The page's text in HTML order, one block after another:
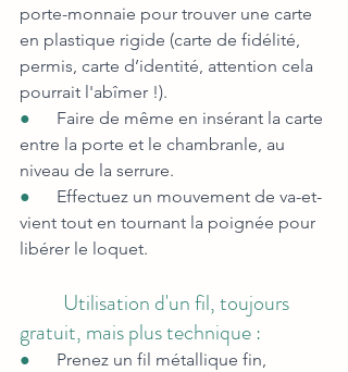
porte-monnaie pour trouver une carte
en plastique rigide (carte de fidélité,
permis, carte d’identité, attention cela
pourrait l'abîmer !).
● Faire de même en insérant la carte
entre la porte et le chambranle, au
niveau de la serrure.
● Effectuez un mouvement de va-et-
vient tout en tournant la poignée pour
libérer le loquet.
Utilisation d'un fil, toujours
gratuit, mais plus technique :
● Prenez un fil métallique fin,